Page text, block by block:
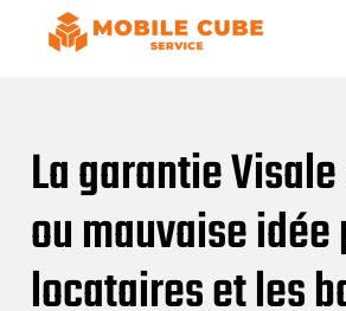
La garantie
ou mauvaise
locataires et les